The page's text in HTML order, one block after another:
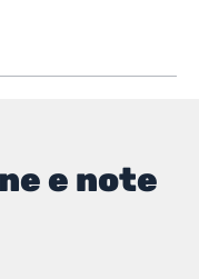
e note